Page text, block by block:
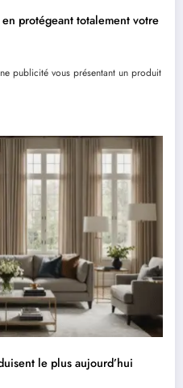
protégeant totalement votre
publicité vous présentant un produit
le plus aujourd’hui